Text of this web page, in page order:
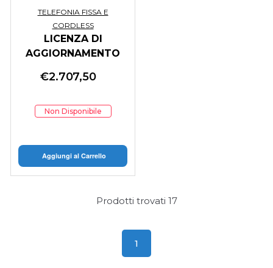
TELEFONIA FISSA E
CORDLESS
LICENZA DI
AGGIORNAMENTO
€2.707,50
Non Disponibile
Aggiungi al Carrello
Prodotti trovati 17
1